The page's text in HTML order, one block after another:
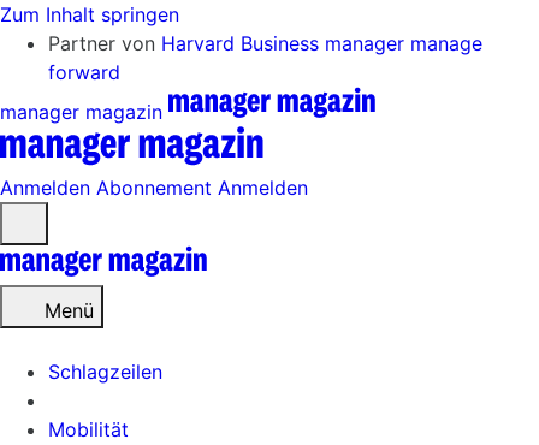
Zum Inhalt springen
Partner von Harvard Business manager manage
forward
manager magazin
Anmelden Abonnement Anmelden
öffnen
Menü
Schlagzeilen
Mobilität